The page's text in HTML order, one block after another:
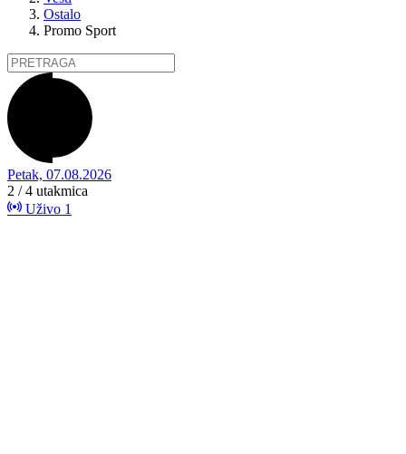
Ostalo
Promo Sport
Petak, 07.08.2026
2 / 4 utakmica
Uživo 1